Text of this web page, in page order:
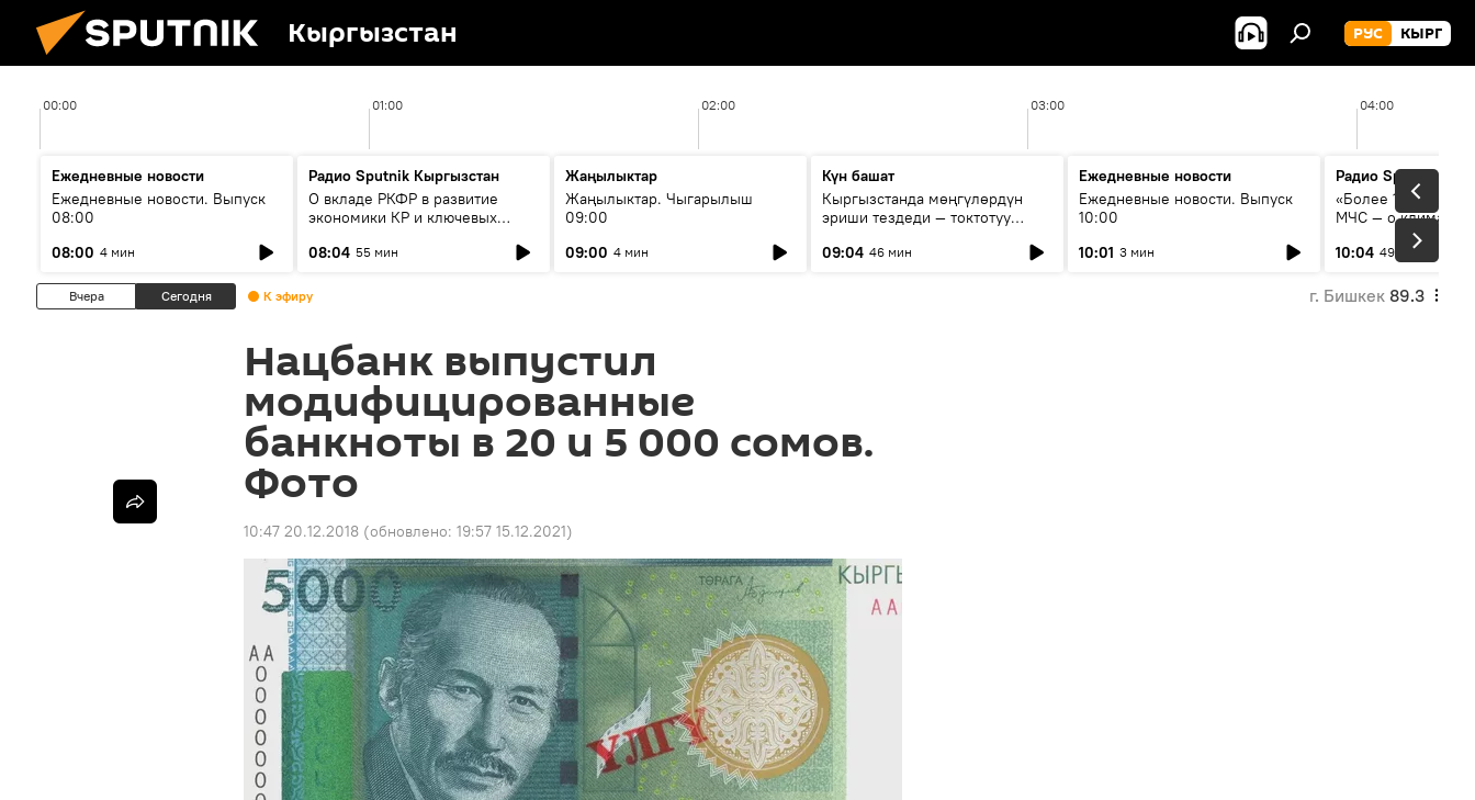
Кыргызстан РУС КЫРГ
00:00 01:00 02:00 03:00 04:00
Ежедневные новости
Ежедневные новости. Выпуск
08:00
08:00 4 мин
Радио Sputnik Кыргызстан
О вкладе РКФР в развитие
экономики КР и ключевых
08:04 55 мин
Жаңылыктар
Жаңылыктар. Чыгарылыш
09:00
09:00 4 мин
Күн башат
Кыргызстанда мөңгүлөрдүн
эриши тездеди — токтотуу
09:04 46 мин
Ежедневные новости
Ежедневные новости. Выпуск
10:00
10:01 3 мин
Радио Sputnik
«Более 1200 сёл в
МЧС — о климате,
системе
населения
10:04 49 мин
Вчера Сегодня К эфиру г. Бишкек 89.3
Нацбанк выпустил
модифицированные
банкноты в 20 и 5 000 сомов.
Фото
10:47 20.12.2018 (обновлено: 19:57 15.12.2021)